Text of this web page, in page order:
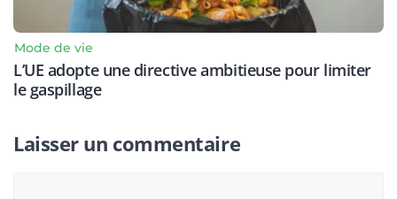
Mode de vie
L’UE adopte une directive ambitieuse pour limiter
le gaspillage
Laisser un commentaire